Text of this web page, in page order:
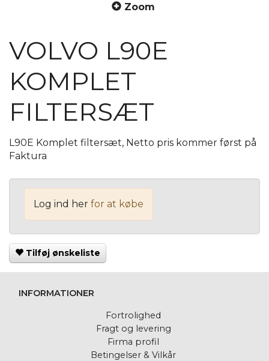
Zoom
VOLVO L90E
KOMPLET
FILTERSÆT
L90E Komplet filtersæt, Netto pris kommer først på
Faktura
Log ind her for at købe
Tilføj ønskeliste
INFORMATIONER
Fortrolighed
Fragt og levering
Firma profil
Betingelser & Vilkår